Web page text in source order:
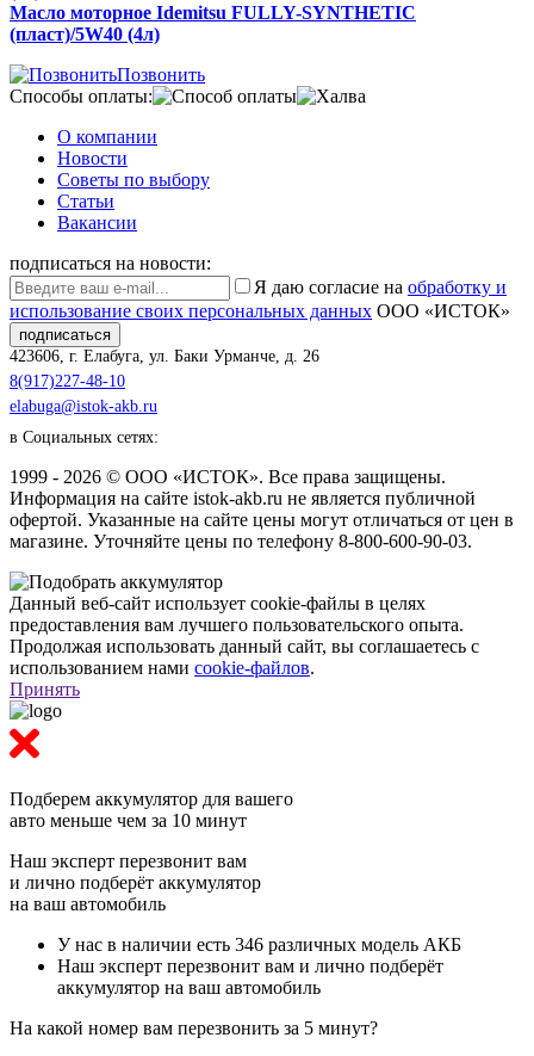
Масло моторное Idemitsu FULLY-SYNTHETIC
(пласт)/5W40 (4л)
Позвонить
Способы оплаты:
О компании
Новости
Советы по выбору
Статьи
Вакансии
подписаться на новости:
Я даю согласие на обработку и
использование своих персональных данных ООО «ИСТОК»
подписаться
423606 г. Елабуга ул. Баки Урманче, д. 26
8(917)227-48-10
elabuga@istok-akb.ru
в Социальных сетях:
1999 - 2026 © ООО «ИСТОК». Все права защищены.
Информация на сайте istok-akb.ru не является публичной
офертой. Указанные на сайте цены могут отличаться от цен в
магазине. Уточняйте цены по телефону 8-800-600-90-03.
Данный веб-сайт использует cookie-файлы в целях
предоставления вам лучшего пользовательского опыта.
Продолжая использовать данный сайт, вы соглашаетесь с
использованием нами cookie-файлов.
Принять
Подберем аккумулятор для вашего
авто меньше чем за 10 минут
Наш эксперт перезвонит вам
и лично подберёт аккумулятор
на ваш автомобиль
У нас в наличии есть 346 различных модель АКБ
Наш эксперт перезвонит вам и лично подберёт
аккумулятор на ваш автомобиль
На какой номер вам перезвонить за 5 минут?